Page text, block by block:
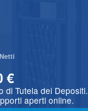
€
di Tutela dei Depositi.
aperti online.